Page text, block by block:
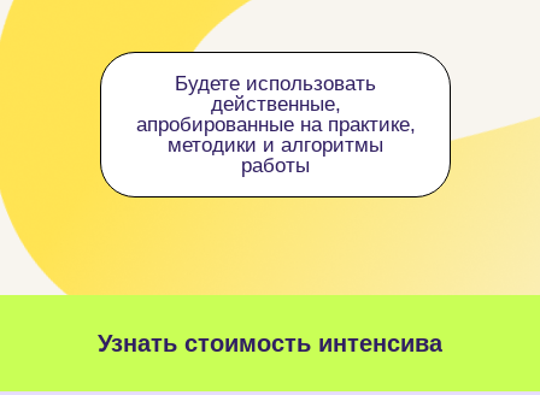
Будете использовать
действенные,
апробированные на практике,
методики и алгоритмы
работы
Узнать стоимость интенсива